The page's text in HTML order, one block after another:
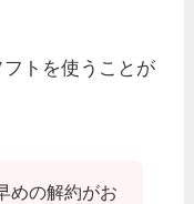
トを使うことが
めの解約がお